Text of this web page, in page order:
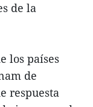
de la
los países
de
respuesta